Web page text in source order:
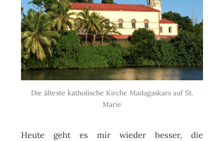
Die älteste katholische Kirche Madagaskars auf St.
Marie
Heute geht es mir wieder besser, die